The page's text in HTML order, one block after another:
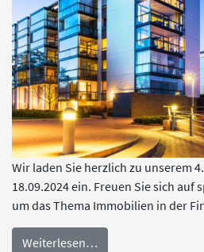
Wir laden Sie herzlich zu unserem
18.09.2024 ein. Freuen Sie sich auf
um das Thema Immobilien in der
Weiterlesen…